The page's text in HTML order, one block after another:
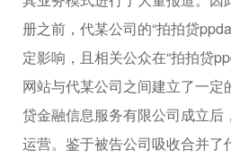
册之前，代某公司的“拍拍贷
定影响，且相关公众在“拍拍贷
网站与代某公司之间建立了一定
贷金融信息服务有限公司成立后
运营。鉴于被告公司吸收合并了